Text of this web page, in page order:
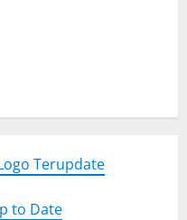
Terupdate
to Date